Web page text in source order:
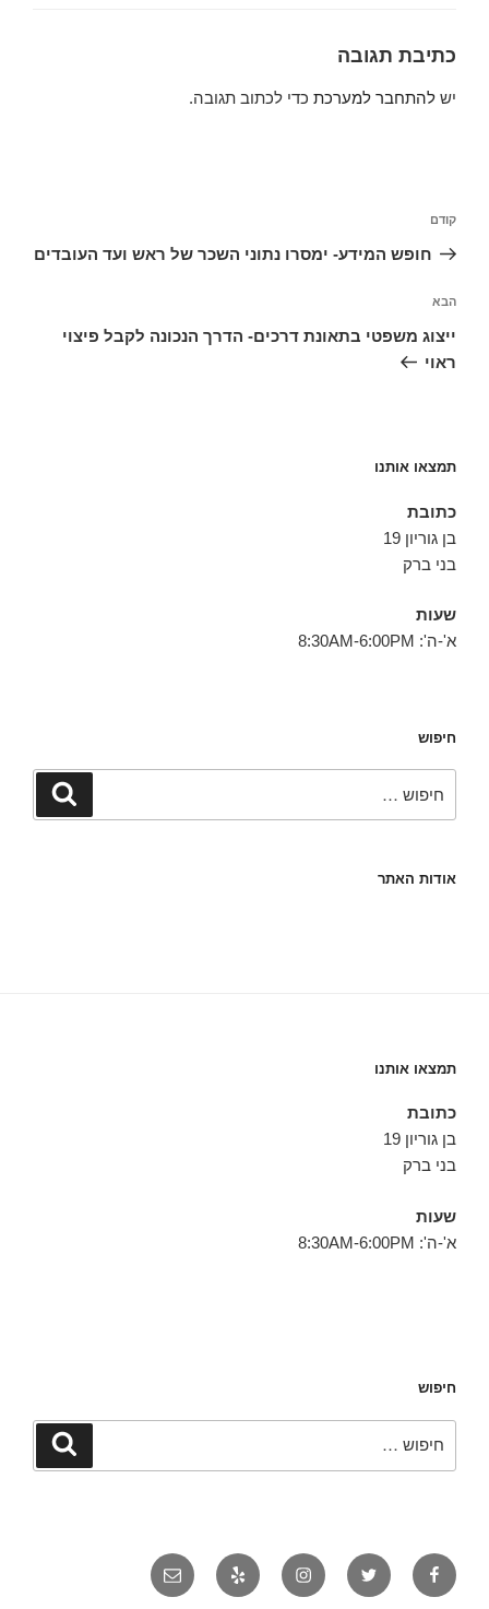
כתיבת תגובה
יש להתחבר למערכת כדי לכתוב תגובה.
הפוסט
הקודם
קודם
חופש המידע- ימסרו נתוני השכר של ראש ועד העובדים
הפוסט
הבא
הבא
ייצוג משפטי בתאונת דרכים- הדרך הנכונה לקבל פיצוי
ראוי
תמצאו אותנו
כתובת
בן גוריון 19
בני ברק
שעות
א'-ה': 8:30AM-6:00PM
חיפוש
חיפוש
אודות האתר
תמצאו אותנו
כתובת
בן גוריון 19
בני ברק
שעות
א'-ה': 8:30AM-6:00PM
חיפוש
חיפוש
פייסבוק טוויטר אינסטגרם יאלפ אימייל